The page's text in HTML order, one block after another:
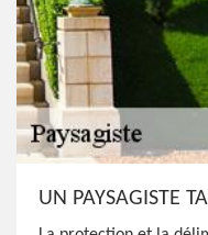
UN PAYSAGISTE